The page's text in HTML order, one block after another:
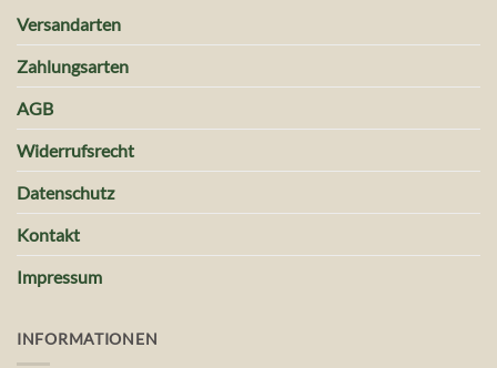
Versandarten
Zahlungsarten
AGB
Widerrufsrecht
Datenschutz
Kontakt
Impressum
INFORMATIONEN